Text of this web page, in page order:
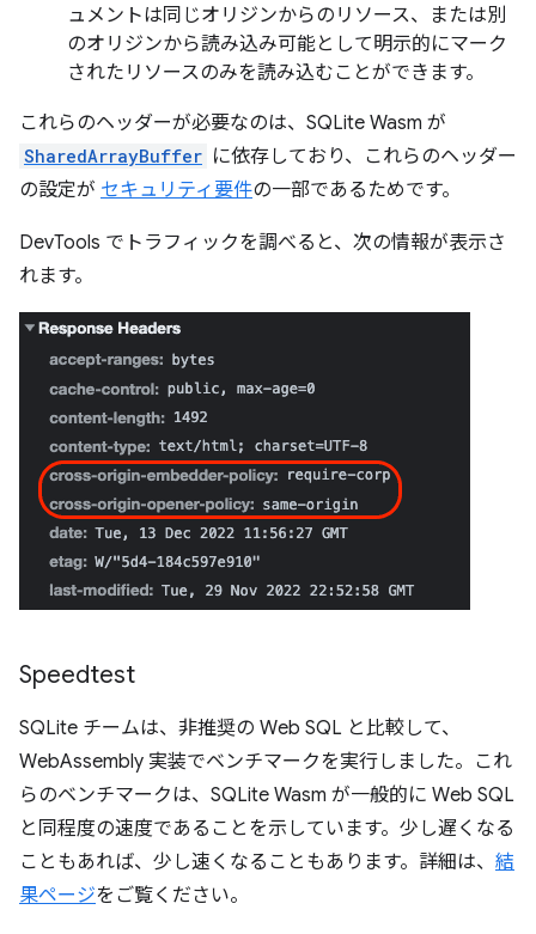
ュメントは同じオリジンからのリソース、または別
のオリジンから読み込み可能として明示的にマーク
されたリソースのみを読み込むことができます。
これらのヘッダーが必要なのは、SQLite Wasm が
SharedArrayBuffer に依存しており、これらのヘッダー
の設定が セキュリティ要件の一部であるためです。
DevTools でトラフィックを調べると、次の情報が表示さ
れます。
Speedtest
SQLite チームは、非推奨の Web SQL と比較して、
WebAssembly 実装でベンチマークを実行しました。これ
らのベンチマークは、SQLite Wasm が一般的に Web SQL
と同程度の速度であることを示しています。少し遅くなる
こともあれば、少し速くなることもあります。詳細は、 結
果ページをご覧ください。